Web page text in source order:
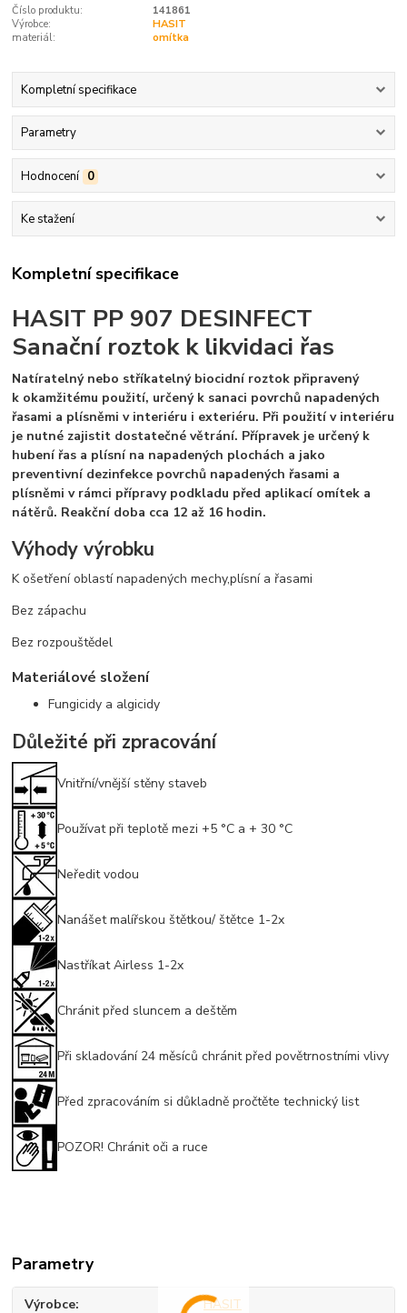
Číslo produktu:
141861
Výrobce:
HASIT
materiál:
omítka
Kompletní specifikace
Parametry
Hodnocení 0
Ke stažení
Kompletní specifikace
HASIT PP 907 DESINFECT
Sanační roztok k likvidaci řas
Natíratelný nebo stříkatelný biocidní roztok připravený
k okamžitému použití, určený k sanaci povrchů napadených
řasami a plísněmi v interiéru i exteriéru. Při použití v interiéru
je nutné zajistit dostatečné větrání. Přípravek je určený k
hubení řas a plísní na napadených plochách a jako
preventivní dezinfekce povrchů napadených řasami a
plísněmi v rámci přípravy podkladu před aplikací omítek a
nátěrů. Reakční doba cca 12 až 16 hodin.
Výhody výrobku
K ošetření oblastí napadených mechy,plísní a řasami
Bez zápachu
Bez rozpouštědel
Materiálové složení
Fungicidy a algicidy
Důležité při zpracování
Vnitřní/vnější stěny staveb
Používat při teplotě mezi +5 °C a + 30 °C
Neředit vodou
Nanášet malířskou štětkou/ štětce 1-2x
Nastříkat Airless 1-2x
Chránit před sluncem a deštěm
Při skladování 24 měsíců chránit před povětrnostními vlivy
Před zpracováním si důkladně pročtěte technický list
POZOR! Chránit oči a ruce
Parametry
Výrobce HASIT